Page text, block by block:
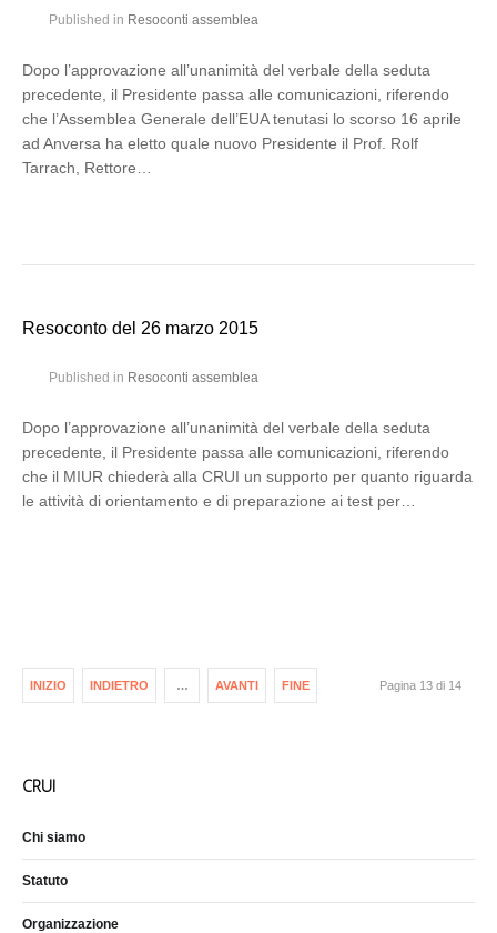
Published in Resoconti assemblea
Dopo l’approvazione all’unanimità del verbale della seduta
precedente, il Presidente passa alle comunicazioni, riferendo
che l’Assemblea Generale dell’EUA tenutasi lo scorso 16 aprile
ad Anversa ha eletto quale nuovo Presidente il Prof. Rolf
Tarrach, Rettore…
Resoconto del 26 marzo 2015
Published in Resoconti assemblea
Dopo l’approvazione all’unanimità del verbale della seduta
precedente, il Presidente passa alle comunicazioni, riferendo
che il MIUR chiederà alla CRUI un supporto per quanto riguarda
le attività di orientamento e di preparazione ai test per…
INIZIO INDIETRO … AVANTI FINE Pagina 13 di 14
CRUI
Chi siamo
Statuto
Organizzazione